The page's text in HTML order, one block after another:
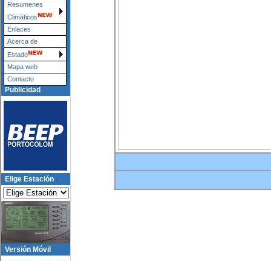
Resumenes
Climáticos
Enlaces
Acerca de
Estado
Mapa web
Contacto
Publicidad
Elige Estación
Versión Móvil